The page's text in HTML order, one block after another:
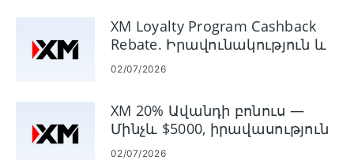
XM Loyalty Program Cashback
Rebate. Իրավունակություն և
վճարման կանոններ
02/07/2026
XM 20% Ավանդի բոնուս —
Մինչև $5000, իրավասություն
և պայմաններ
02/07/2026